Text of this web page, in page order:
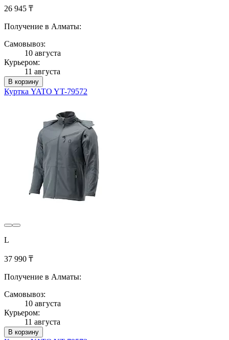
26 945 ₸
Получение в Алматы:
Самовывоз:
10 августа
Курьером:
11 августа
В корзину
Куртка YATO YT-79572
L
37 990 ₸
Получение в Алматы:
Самовывоз:
10 августа
Курьером:
11 августа
В корзину